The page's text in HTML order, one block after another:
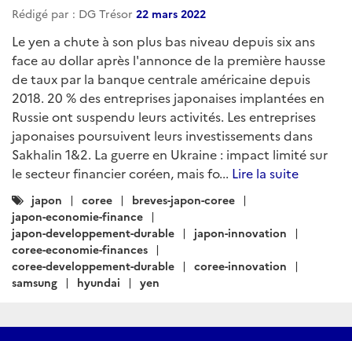
Rédigé par : DG Trésor 22 mars 2022
Le yen a chute à son plus bas niveau depuis six ans
face au dollar après l'annonce de la première hausse
de taux par la banque centrale américaine depuis
2018. 20 % des entreprises japonaises implantées en
Russie ont suspendu leurs activités. Les entreprises
japonaises poursuivent leurs investissements dans
Sakhalin 1&2. La guerre en Ukraine : impact limité sur
le secteur financier coréen, mais fo... Lire la suite
Catégories
:
japon coree
breves-japon-coree
japon-economie-finance
japon-developpement-durable
japon-innovation
coree-economie-finances
coree-developpement-durable
coree-innovation
samsung
hyundai yen